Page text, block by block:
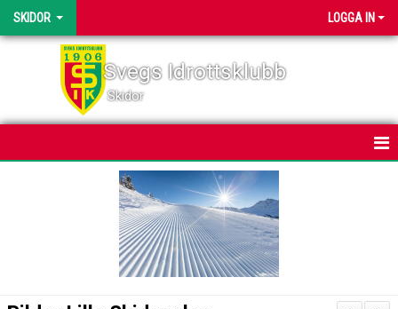
SKIDOR LOGGA IN
Svegs Idrottsklubb
Skidor